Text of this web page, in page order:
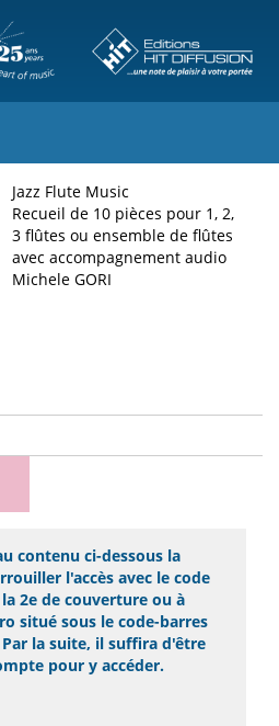
Jazz Flute Music
Recueil de 10 pièces pour 1, 2,
3 flûtes ou ensemble de flûtes
avec accompagnement audio
Michele GORI
contenu ci-dessous la
l'accès avec le code
2e de couverture ou à
situé sous le code-barres
la suite, il suffira d'être
pour y accéder.